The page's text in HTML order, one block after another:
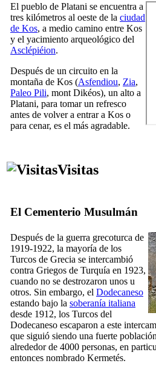
El pueblo de Platani se encuentra a
tres kilómetros al oeste de la ciudad
de Kos, a medio camino entre Kos
y el yacimiento arqueológico del
Asclépiéion.
Después de un circuito en la
montaña de Kos (Asfendiou, Zia,
Paleo Pili, mont Dikéos), un alto a
Platani, para tomar un refresco
antes de volver a entrar a Kos o
para cenar, es el más agradable.
Visitas
El Cementerio Musulmán
Después de la guerra grecoturca de
1919-1922, la mayoría de los
Turcos de Grecia se intercambió
contra Griegos de Turquía en 1923,
cuando no se destrozaron unos u
otros. Sin embargo, el Dodecaneso
estando bajo la soberanía italiana
desde 1912, los Turcos del
Dodecaneso escaparon a este
que siguió siendo una fuerte
alrededor de 4000 personas, en
entonces nombrado Kermetés.